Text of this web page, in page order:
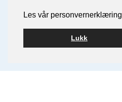
Les vår personvernerklæring
Lukk